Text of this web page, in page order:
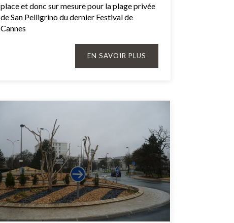
place et donc sur mesure pour la plage privée
de San Pelligrino du dernier Festival de
Cannes
EN SAVOIR PLUS